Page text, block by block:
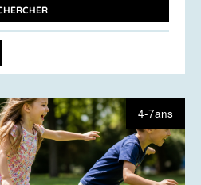
4-7ans